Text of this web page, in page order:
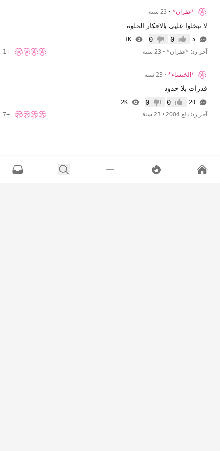
*غفران* • 23 سنة
لا تبخلوا عليي بالافكار الحلوة
5 إعجاب0 عدم إعجاب
0
1K
آخر رد: *غفران* • 23 سنة +1
*الخنساء* • 23 سنة
قدرات بلا حدود
20 إعجاب0 عدم إعجاب
0
2K
آخر رد: دلع 2004 • 23 سنة +7